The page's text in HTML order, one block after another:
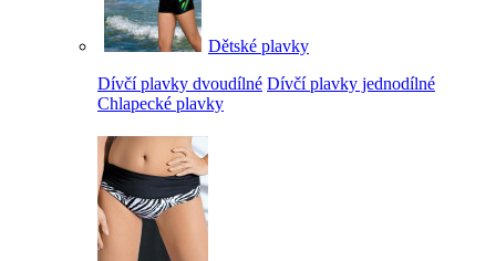
Dětské plavky
Dívčí plavky dvoudílné Dívčí plavky jednodílné
Chlapecké plavky